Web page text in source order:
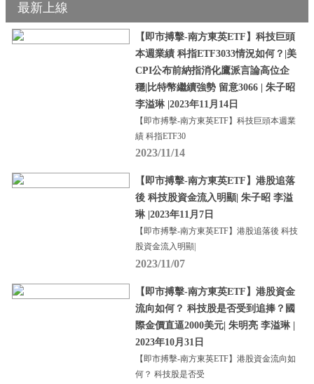
最新上線
【即市搏擊-南方東英ETF】科技巨頭
本週業績 科指ETF3033情況如何？|美
CPI公布前納指消化鷹派言論高位企
穩|比特幣繼續強勢 留意3066 | 朱子昭
李溢琳 |2023年11月14日
【即市搏擊-南方東英ETF】科技巨頭本週業
績 科指ETF30
2023/11/14
【即市搏擊-南方東英ETF】港股追落
後 科技股資金流入明顯| 朱子昭 李溢
琳 |2023年11月7日
【即市搏擊-南方東英ETF】港股追落後 科技
股資金流入明顯|
2023/11/07
【即市搏擊-南方東英ETF】港股資金
流向如何？ 科技股是否受到追捧？國
際金價直逼2000美元| 朱明亮 李溢琳 |
2023年10月31日
【即市搏擊-南方東英ETF】港股資金流向如
何？ 科技股是否受